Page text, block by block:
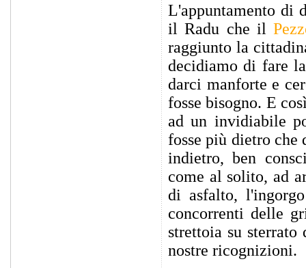
L'appuntamento di
il Radu che il
raggiunto la
decidiamo di fare
darci manforte e
fosse bisogno. E
ad un invidiabile
fosse più dietro
indietro, ben
come al solito, ad
di asfalto,
concorrenti delle
strettoia su
nostre ricognizioni.